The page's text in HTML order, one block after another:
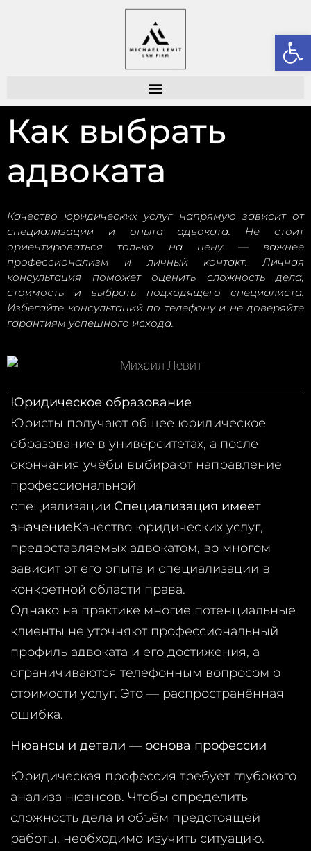
Как выбрать
адвоката
Качество юридических услуг напрямую зависит от
специализации и опыта адвоката. Не стоит
ориентироваться только на цену — важнее
профессионализм и личный контакт. Личная
консультация поможет оценить сложность дела,
стоимость и выбрать подходящего специалиста.
Избегайте консультаций по телефону и не доверяйте
гарантиям успешного исхода.
Юридическое образование
Юристы получают общее юридическое
образование в университетах, а после
окончания учёбы выбирают направление
профессиональной
специализации.Специализация имеет
значениеКачество юридических услуг,
предоставляемых адвокатом, во многом
зависит от его опыта и специализации в
конкретной области права.
Однако на практике многие потенциальные
клиенты не уточняют профессиональный
профиль адвоката и его достижения, а
ограничиваются телефонным вопросом о
стоимости услуг. Это — распространённая
ошибка.
Нюансы и детали — основа профессии
Юридическая профессия требует глубокого
анализа нюансов. Чтобы определить
сложность дела и объём предстоящей
работы, необходимо изучить ситуацию.